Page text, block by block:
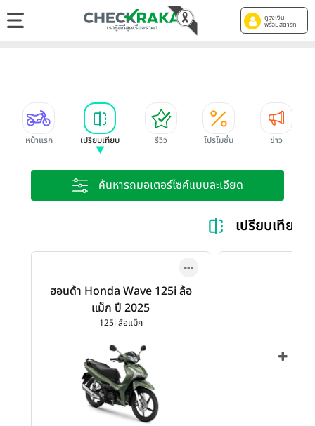
ดูวงเงิน
พร้อมสตาร์ท
หน้าแรก เปรียบเทียบ รีวิว โปรโมชั่น ข่าว
ค้นหารถมอเตอร์ไซค์แบบละเอียด
เปรียบเทียบ
ฮอนด้า Honda Wave 125i ล้อ
แม็ก ปี 2025
125i ล้อแม็ก
เพิ่